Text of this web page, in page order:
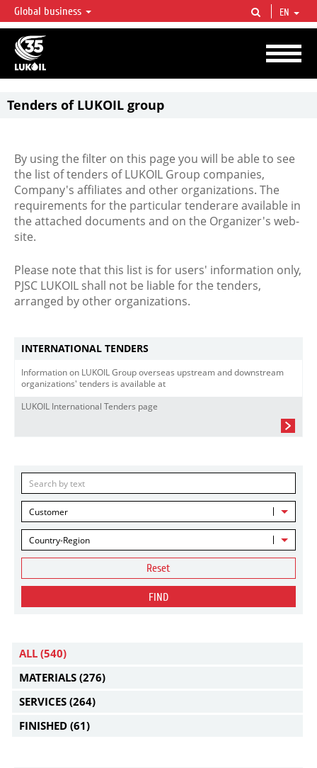
LUKOIL OVERVIEW
LUKOIL is one of the largest oil & gas vertical integrated companies in the world
accounting for over 2% of crude production and circa 1% of proved hydrocarbon
reserves globally.
Global business EN
Tenders of LUKOIL group
By using the filter on this page you will be able to see
the list of tenders of LUKOIL Group companies,
Company's affiliates and other organizations. The
requirements for the particular tenderare available in
the attached documents and on the Organizer's web-
site.
Please note that this list is for users' information only,
PJSC LUKOIL shall not be liable for the tenders,
arranged by other organizations.
INTERNATIONAL TENDERS
Information on LUKOIL Group overseas upstream and downstream
organizations' tenders is available at
LUKOIL International Tenders page
Customer
Country-Region
Reset
FIND
ALL (540)
MATERIALS (276)
SERVICES (264)
FINISHED (61)